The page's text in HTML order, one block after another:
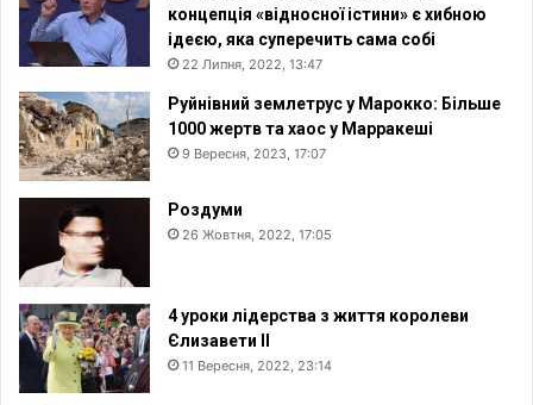
концепція «відносної істини» є хибною
ідеєю, яка суперечить сама собі
22 Липня, 2022, 13:47
Руйнівний землетрус у Марокко: Більше
1000 жертв та хаос у Марракеші
9 Вересня, 2023, 17:07
Роздуми
26 Жовтня, 2022, 17:05
4 уроки лідерства з життя королеви
Єлизавети II
11 Вересня, 2022, 23:14